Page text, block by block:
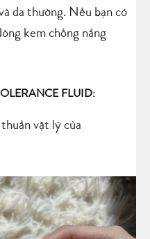
da thường. Nếu bạn có
kem chống nắng
FLUID:
vật lý của